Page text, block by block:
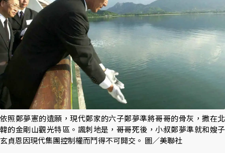
依照鄭夢憲的遺願，現代鄭家的六子鄭夢準將哥哥的骨灰，撒在北
韓的金剛山觀光特區。諷刺地是，哥哥死後，小叔鄭夢準就和嫂子
玄貞恩因現代集團控制權而鬥得不可開交。 圖／美聯社